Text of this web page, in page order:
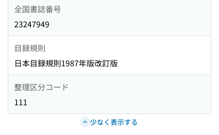
全国書誌番号
23247949
目録規則
日本目録規則1987年版改訂版
整理区分コード
111
少なく表示する